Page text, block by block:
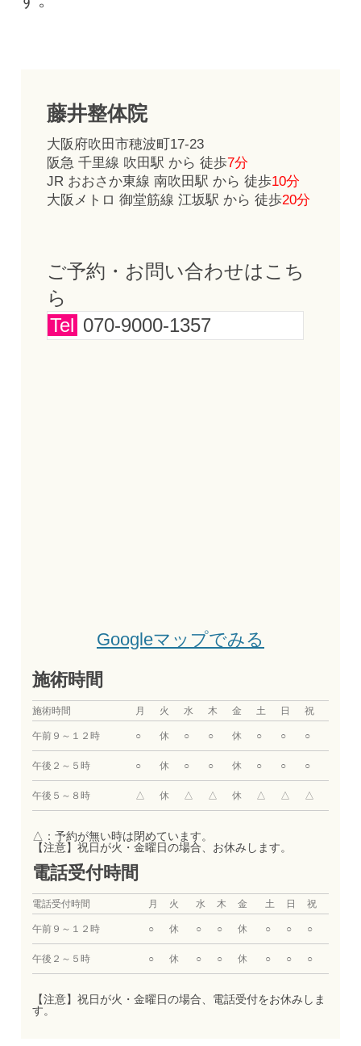
藤井整体院
大阪府吹田市穂波町17-23
阪急 千里線 吹田駅 から 徒歩7分
JR おおさか東線 南吹田駅 から 徒歩10分
大阪メトロ 御堂筋線 江坂駅 から 徒歩20分
ご予約・お問い合わせはこち
ら
Tel 070-9000-1357
Googleマップでみる
施術時間
施術時間 月 火 水 木 金 土 日 祝
午前９～１２時 ○ 休 ○ ○ 休 ○ ○ ○
午後２～５時 ○ 休 ○ ○ 休 ○ ○ ○
午後５～８時 △ 休 △ △ 休 △ △ △
△：予約が無い時は閉めています。
【注意】祝日が火・金曜日の場合、お休みします。
電話受付時間
電話受付時間 月 火 水 木 金 土 日 祝
午前９～１２時 ○ 休 ○ ○ 休 ○ ○ ○
午後２～５時 ○ 休 ○ ○ 休 ○ ○ ○
【注意】祝日が火・金曜日の場合、電話受付をお休みしま
す。